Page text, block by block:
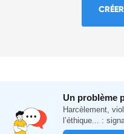
Un problème
Harcèlement,
l’éthique... :